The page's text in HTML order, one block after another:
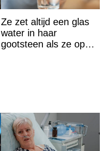
Ze zet altijd een glas
water in haar
gootsteen als ze op